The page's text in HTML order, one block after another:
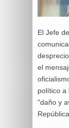
El Jefe
el
político a
"daño y